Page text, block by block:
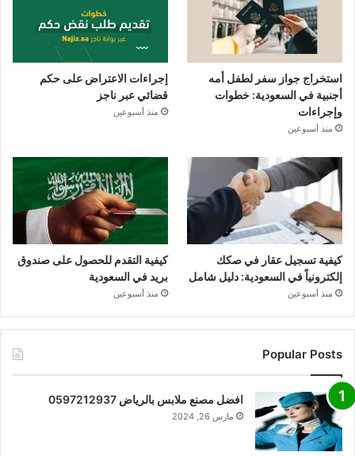
استخراج جواز سفر لطفل أمه
أجنبية في السعودية: خطوات
وإجراءات
منذ أسبوعين
إجراءات الاعتراض على حكم
قضائي عبر ناجز
منذ أسبوعين
كيفية تسجيل عقار في صكك
إلكترونياً في السعودية: دليل شامل
منذ أسبوعين
كيفية التقدم للحصول على صندوق
بريد في السعودية
منذ أسبوعين
Popular Posts
افضل مصنع ملابس بالرياض 0597212937
مارس 26, 2024